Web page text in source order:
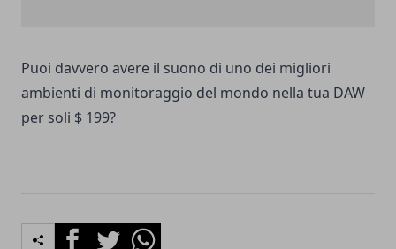
Puoi davvero avere il suono di uno dei migliori
ambienti di monitoraggio del mondo nella tua DAW
per soli $ 199?
FacebookTwitterWhatsapp